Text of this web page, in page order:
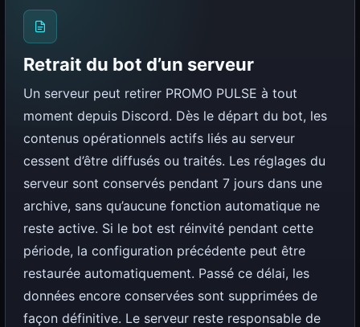
Retrait du bot d’un serveur
Un serveur peut retirer PROMO PULSE à tout
moment depuis Discord. Dès le départ du bot, les
contenus opérationnels actifs liés au serveur
cessent d’être diffusés ou traités. Les réglages du
serveur sont conservés pendant 7 jours dans une
archive, sans qu’aucune fonction automatique ne
reste active. Si le bot est réinvité pendant cette
période, la configuration précédente peut être
restaurée automatiquement. Passé ce délai, les
données encore conservées sont supprimées de
façon définitive. Le serveur reste responsable de